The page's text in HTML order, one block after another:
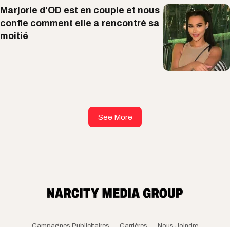
Marjorie d'OD est en couple et nous
confie comment elle a rencontré sa
moitié
See More